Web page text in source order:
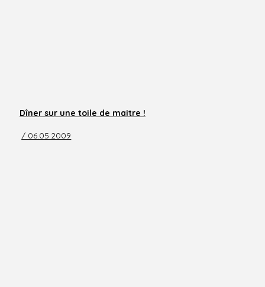
Dîner sur une toile de maitre !
/ 06.05.2009